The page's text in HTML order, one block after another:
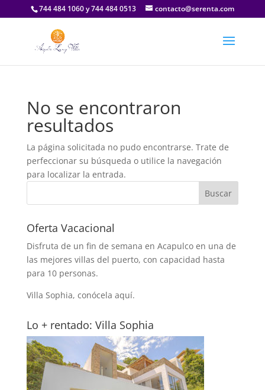
744 484 1060 y 744 484 0513 contacto@serenta.com
No se encontraron
resultados
La página solicitada no pudo encontrarse. Trate de
perfeccionar su búsqueda o utilice la navegación
para localizar la entrada.
Oferta Vacacional
Disfruta de un fin de semana en Acapulco en una de
las mejores villas del puerto, con capacidad hasta
para 10 personas.
Villa Sophia, conócela aquí.
Lo + rentado: Villa Sophia